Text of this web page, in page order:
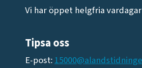
Vi har öppet helgfria vardagar
Tipsa oss
E-post: